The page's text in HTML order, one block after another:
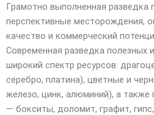
Грамотно выполненная разведка
перспективные месторождения,
качество и коммерческий
Современная разведка полезных
широкий спектр ресурсов:
серебро, платина), цветные и
железо, цинк, алюминий), а
— бокситы, доломит, графит,